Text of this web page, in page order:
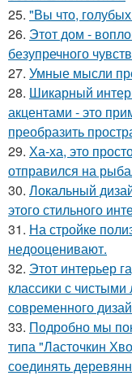
25. "Вы что,
26. Этот дом -
безупречного
27. Умные мысли
28. Шикарный
акцентами - это
преобразить
29. Ха-ха, это
отправился на
30. Локальный
этого стильного
31. На стройке
недооценивают.
32. Этот интерьер
классики с
современного
33. Подробно мы
типа "Ласточкин
соединять